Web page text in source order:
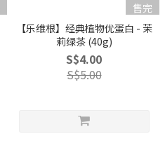
售完
【乐维根】经典植物优蛋白 - 茉
莉绿茶 (40g)
S$4.00
S$5.00